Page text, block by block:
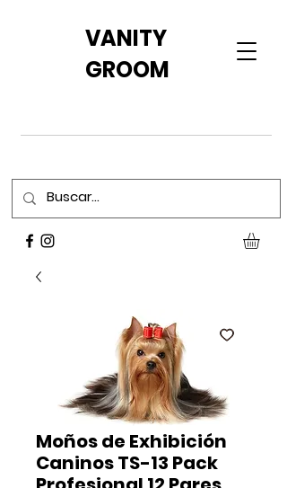
VANITY
GROOM
Moños de Exhibición
Caninos TS-13 Pack